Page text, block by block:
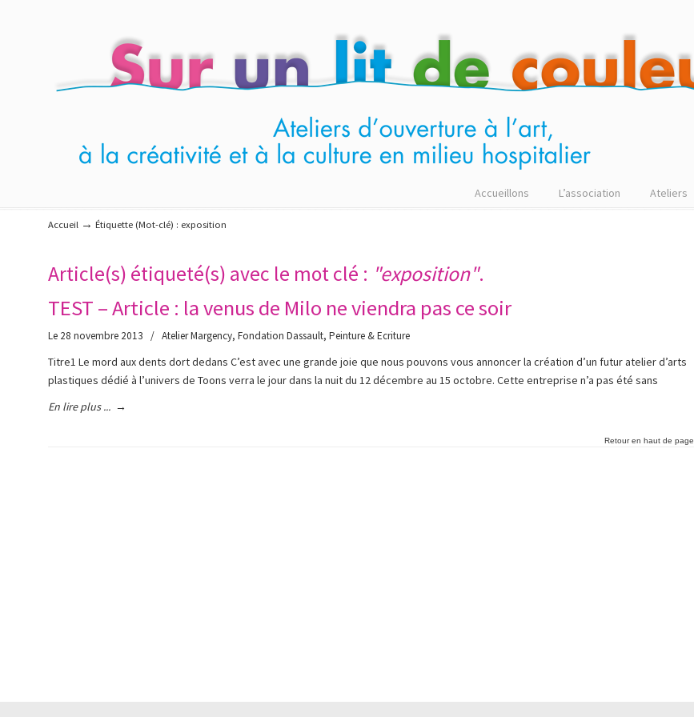
Accueillons L’association Ateliers
Accueil →Étiquette (Mot-clé) : exposition
Article(s) étiqueté(s) avec le mot clé : "exposition".
TEST – Article : la venus de Milo ne viendra pas ce soir
Le 28 novembre 2013 / Atelier Margency,Fondation Dassault,Peinture & Ecriture
Titre1 Le mord aux dents dort dedans C’est avec une grande joie que nous pouvons vous annoncer la création d’un futur atelier d’arts
plastiques dédié à l’univers de Toons verra le jour dans la nuit du 12 décembre au 15 octobre. Cette entreprise n’a pas été sans
En lire plus ... →
Retour en haut de page